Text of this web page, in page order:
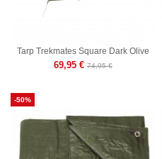
Tarp Trekmates Square Dark Olive
69,95 € 74,95 €
-50%